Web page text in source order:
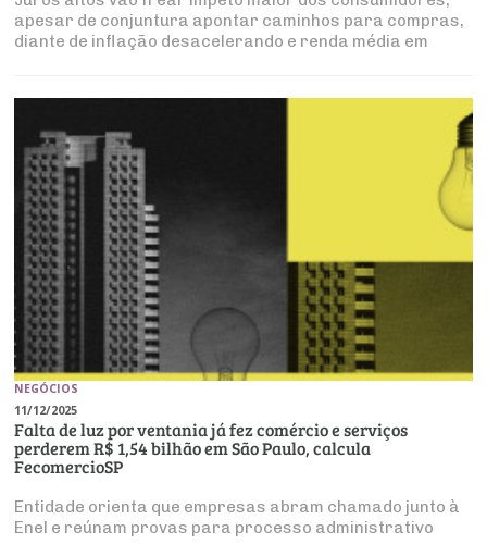
apesar de conjuntura apontar caminhos para compras,
diante de inflação desacelerando e renda média em
NEGÓCIOS
11/12/2025
Falta de luz por ventania já fez comércio e serviços
perderem R$ 1,54 bilhão em São Paulo, calcula
FecomercioSP
Entidade orienta que empresas abram chamado junto à
Enel e reúnam provas para processo administrativo